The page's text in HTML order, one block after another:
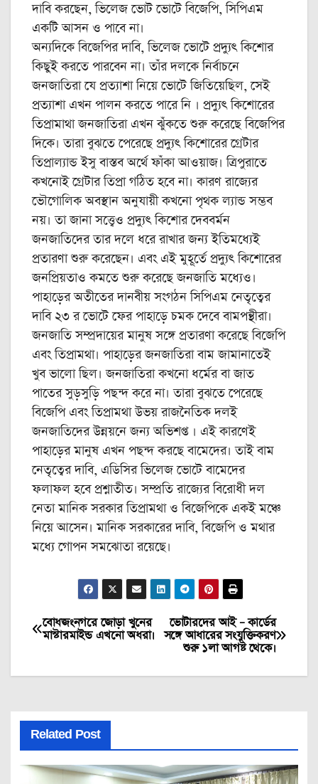
দাবি করছেন, ভিলেজ ভোট ভোটে বিজেপি, সিপিএম
একটি আসন ও পাবে না।
অন্যদিকে বিজেপির দাবি, ভিলেজ ভোটে প্রদ্যুৎ কিশোর
কিছুই করতে পারবেন না। তাঁর দলকে নির্বাচনে
জনজাতিরা যে প্রত্যাশা নিয়ে ভোটে জিতিয়েছিল, সেই
প্রত্যাশা এখন পালন করতে পারে নি । প্রদ্যুৎ কিশোরের
তিপ্রামাথা জনজাতিরা এখন ঝুঁকতে শুরু করেছে বিজেপির
দিকে। তারা বুঝতে পেরেছে প্রদ্যুৎ কিশোরের গ্রেটার
তিপ্রাল্যান্ড ইসু বাস্তব অর্থে ফাঁকা আওয়াজ। ত্রিপুরাতে
কখনোই গ্রেটার তিপ্রা গঠিত হবে না। কারণ রাজ্যের
ভৌগোলিক অবস্থান অনুযায়ী কখনো পৃথক ল্যান্ড সম্ভব
নয়। তা জানা সত্ত্বেও প্রদ্যুৎ কিশোর দেববর্মন
জনজাতিদের তার দলে ধরে রাখার জন্য ইতিমধ্যেই
প্রতারণা শুরু করেছেন। এবং এই মুহূর্তে প্রদ্যুৎ কিশোরের
জনপ্রিয়তাও কমতে শুরু করেছে জনজাতি মধ্যেও।
পাহাড়ের অতীতের দানবীয় সংগঠন সিপিএম নেতৃত্বের
দাবি ২৩ র ভোটে ফের পাহাড়ে চমক দেবে বামপন্থীরা।
জনজাতি সম্প্রদায়ের মানুষ সঙ্গে প্রতারণা করেছে বিজেপি
এবং তিপ্রামথা। পাহাড়ের জনজাতিরা বাম জামানাতেই
খুব ভালো ছিল। জনজাতিরা কখনো ধর্মের বা জাত
পাতের সুড়সুড়ি পছন্দ করে না। তারা বুঝতে পেরেছে
বিজেপি এবং তিপ্রামথা উভয় রাজনৈতিক দলই
জনজাতিদের উন্নয়নে জন্য অভিশপ্ত । এই কারণেই
পাহাড়ের মানুষ এখন পছন্দ করছে বামেদের। তাই বাম
নেতৃত্বের দাবি, এডিসির ভিলেজ ভোটে বামেদের
ফলাফল হবে প্রশ্নাতীত। সম্প্রতি রাজ্যের বিরোধী দল
নেতা মানিক সরকার তিপ্রামথা ও বিজেপিকে একই মঞ্চে
নিয়ে আসেন। মানিক সরকারের দাবি, বিজেপি ও মথার
মধ্যে গোপন সমঝোতা রয়েছে।
Post
ভোটারদের আই – কার্ডের
সঙ্গে আধারের সংযুক্তিকরণ
শুরু ১লা আগষ্ট থেকে।
বোধজংনগরে জোড়া খুনের
মাস্টারমাইন্ড এখনো অধরা।
Related Post